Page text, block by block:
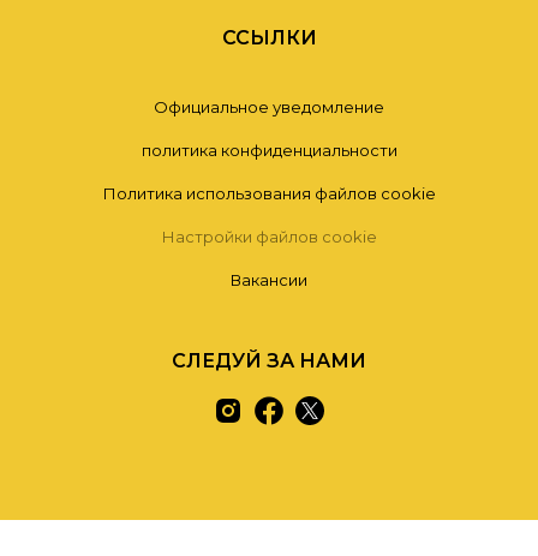
ССЫЛКИ
Официальное уведомление
политика конфиденциальности
Политика использования файлов cookie
Настройки файлов cookie
Вакансии
СЛЕДУЙ ЗА НАМИ